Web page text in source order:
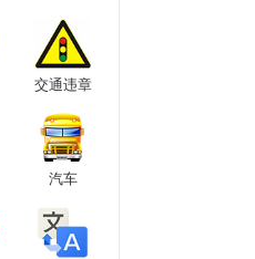
交通违章
汽车